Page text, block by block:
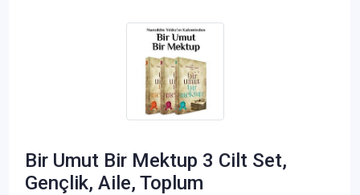
Bir Umut Bir Mektup 3 Cilt Set,
Gençlik, Aile, Toplum